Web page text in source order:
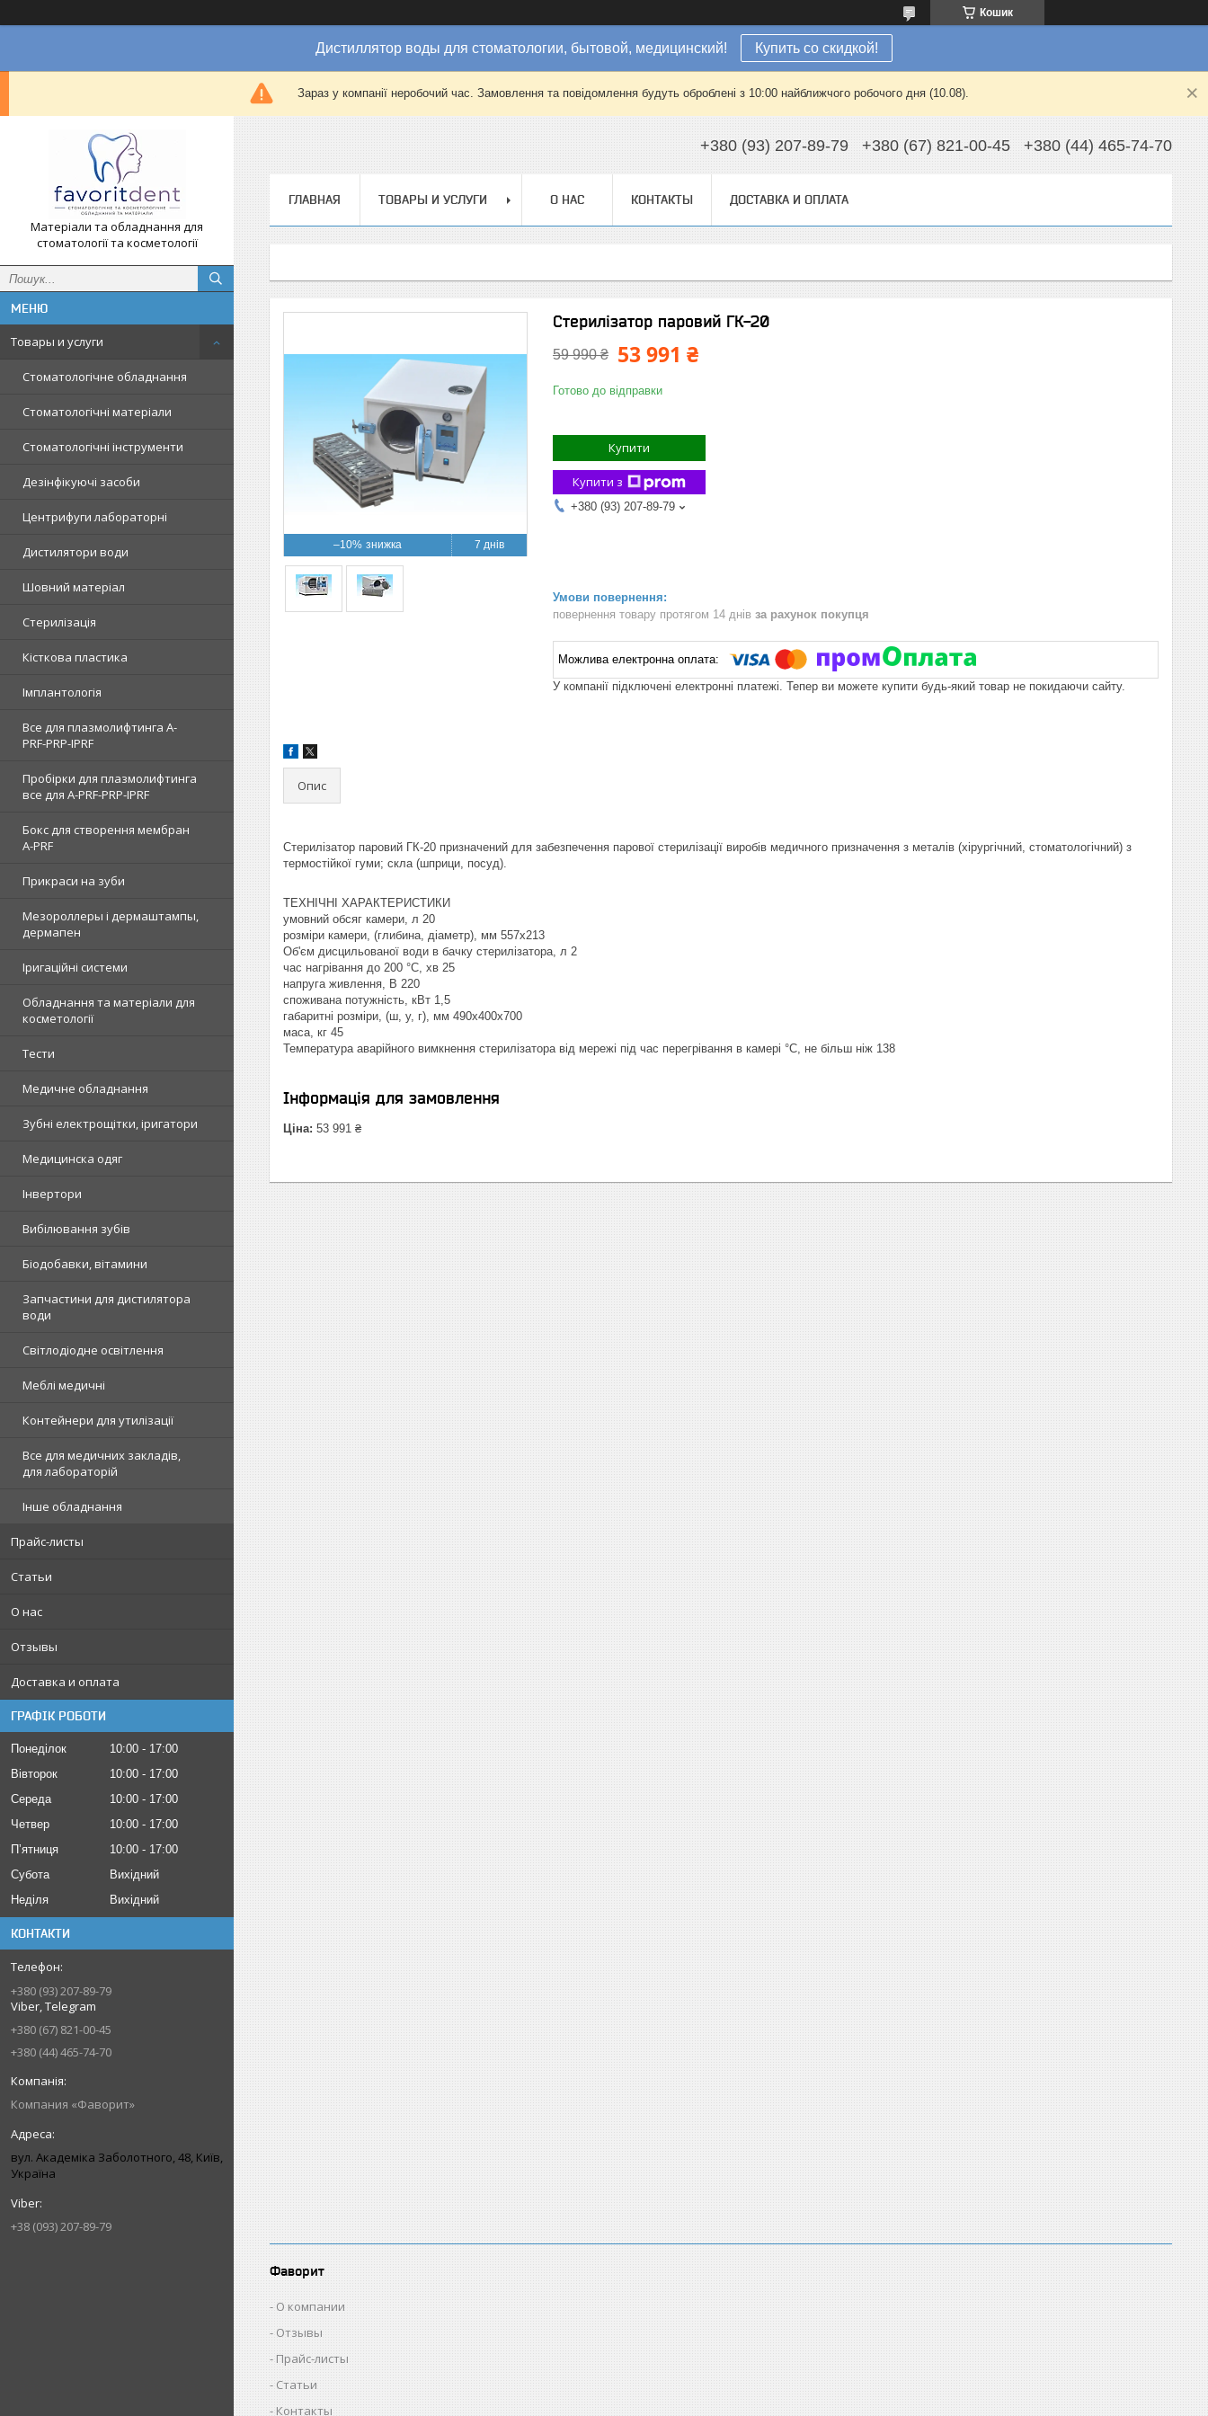
Кошик
Дистиллятор воды для стоматологии, бытовой, медицинский! Купить со скидкой!
Зараз у компанії неробочий час. Замовлення та повідомлення будуть оброблені з 10:00 найближчого робочого дня (10.08).
Матеріали та обладнання для
стоматології та косметології
Товары и услуги
Стоматологічне обладнання
Стоматологічні матеріали
Стоматологічні інструменти
Дезінфікуючі засоби
Центрифуги лабораторні
Дистилятори води
Шовний матеріал
Стерилізація
Кісткова пластика
Імплантологія
Все для плазмолифтинга A-
PRF-PRP-IPRF
Пробірки для плазмолифтинга
все для A-PRF-PRP-IPRF
Бокс для створення мембран
A-PRF
Прикраси на зуби
Мезороллеры і дермаштампы,
дермапен
Іригаційні системи
Обладнання та матеріали для
косметології
Тести
Медичне обладнання
Зубні електрощітки, іригатори
Медицинска одяг
Інвертори
Вибілювання зубів
Біодобавки, вітамини
Запчастини для дистилятора
води
Світлодіодне освітлення
Меблі медичні
Контейнери для утилізації
Все для медичних закладів,
для лабораторій
Інше обладнання
Прайс-листы
Статьи
О нас
Отзывы
Доставка и оплата
ГРАФІК РОБОТИ
Понеділок 10:00
17:00
Вівторок
10:00
17:00
Середа
10:00
17:00
Четвер
10:00
17:00
Пʼятниця
10:00
17:00
Субота
Вихідний
Неділя
Вихідний
КОНТАКТИ
+380 (93) 207-89-79
Viber, Telegram
+380 (67) 821-00-45
+380 (44) 465-74-70
Компания «Фаворит»
вул. Академіка Заболотного, 48, Київ,
Україна
+38 (093) 207-89-79
+380 (93) 207-89-79 +380 (67) 821-00-45 +380 (44) 465-74-70
ГЛАВНАЯ ТОВАРЫ И УСЛУГИ О НАС КОНТАКТЫ ДОСТАВКА И ОПЛАТА
–10% 7 днів
Стерилізатор паровий ГК-20
59 990 ₴ 53 991 ₴
Готово до відправки
Купити
Купити з
+380 (93) 207-89-79
повернення товару протягом 14 днів за рахунок покупця
У компанії підключені електронні платежі. Тепер ви можете купити будь-який товар не покидаючи сайту.
Опис
Стерилізатор паровий ГК-20 призначений для забезпечення парової стерилізації виробів медичного призначення з металів (хірургічний, стоматологічний) з
термостійкої гуми; скла (шприци, посуд).
ТЕХНІЧНІ ХАРАКТЕРИСТИКИ
умовний обсяг камери, л 20
розміри камери, (глибина, діаметр), мм 557х213
Об'єм дисцильованої води в бачку стерилізатора, л 2
час нагрівання до 200 °C, хв 25
напруга живлення, В 220
споживана потужність, кВт 1,5
габаритні розміри, (ш, у, г), мм 490х400х700
маса, кг 45
Температура аварійного вимкнення стерилізатора від мережі під час перегрівання в камері °C, не більш ніж 138
Інформація для замовлення
Ціна: 53 991 ₴
Фаворит
О компании
Отзывы
Прайс-листы
Статьи
Контакты